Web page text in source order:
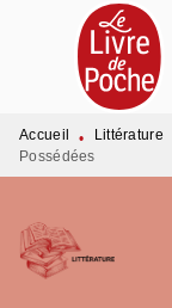
MENU
PIED DE PAGE
Accueil • Littérature
Possédées